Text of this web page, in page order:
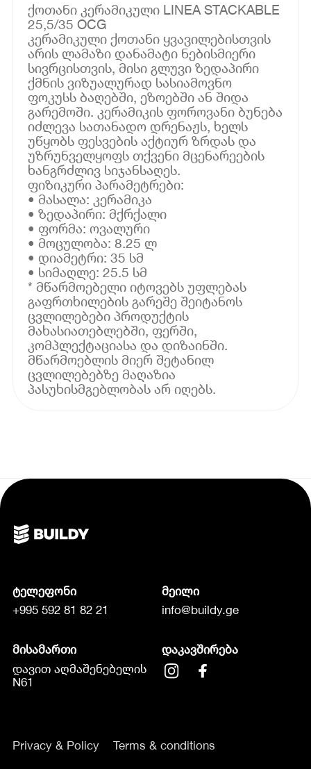
ქოთანი კერამიკული LINEA STACKABLE
25,5/35 OCG
კერამიკული ქოთანი ყვავილებისთვის
არის ლამაზი დანამატი ნებისმიერი
სივრცისთვის, მისი გლუვი ზედაპირი
ქმნის ვიზუალურად სასიამოვნო
ფოკუსს ბაღებში, ეზოებში ან შიდა
გარემოში. კერამიკის ფოროვანი ბუნება
იძლევა სათანადო დრენაჟს, ხელს
უწყობს ფესვების აქტიურ ზრდას და
უზრუნველყოფს თქვენი მცენარეების
ხანგრძლივ სიჯანსაღეს.
ფიზიკური პარამეტრები:
• მასალა: კერამიკა
• ზედაპირი: მქრქალი
• ფორმა: ოვალური
• მოცულობა: 8.25 ლ
• დიამეტრი: 35 სმ
• სიმაღლე: 25.5 სმ
* მწარმოებელი იტოვებს უფლებას
გაფრთხილების გარეშე შეიტანოს
ცვლილებები პროდუქტის
მახასიათებლებში, ფერში,
კომპლექტაციასა და დიზაინში.
მწარმოებლის მიერ შეტანილ
ცვლილებებზე მაღაზია
პასუხისმგებლობას არ იღებს.
ტელეფონი
+995 592 81 82 21
მეილი
info@buildy.ge
მისამართი
დავით აღმაშენებელის
N61
დაკავშირება
Privacy & Policy Terms & conditions